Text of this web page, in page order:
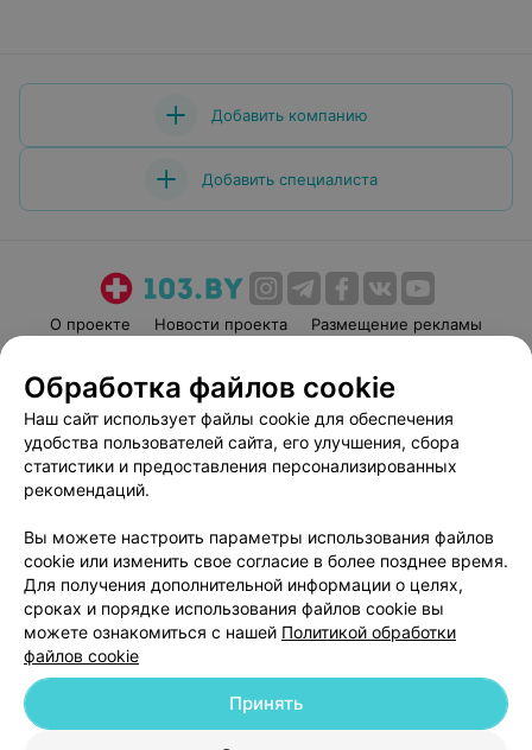
Добавить компанию
Добавить специалиста
О проекте Новости проекта
Размещение рекламы
Пользовательское соглашение
Способы оплаты
Вакансии
Партнеры
Написать руководителю 103.by
Обработка персональных данных
© 2026 ООО «Артокс Лаб», УНП 191700409
| 220012, Республика Беларусь,
г. Минск, улица Толбухина, 2, пом. 16 | help@103.by
Обработка файлов cookie
Наш сайт использует файлы cookie для обеспечения
удобства пользователей сайта, его улучшения, сбора
статистики и предоставления персонализированных
рекомендаций.
Вы можете настроить параметры использования файлов
cookie или изменить свое согласие в более позднее время.
Для получения дополнительной информации о целях,
сроках и порядке использования файлов cookie вы
можете ознакомиться с нашей Политикой обработки
файлов cookie
Принять